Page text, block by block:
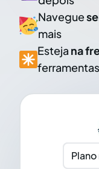
Navegue
mais
Esteja na
ferramentas